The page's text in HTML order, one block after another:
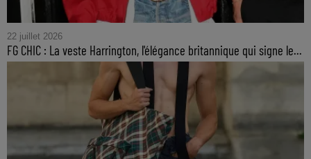
22 juillet 2026
FG CHIC : La veste Harrington, l'élégance britannique qui signe le...